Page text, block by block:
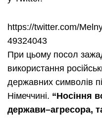
https://twitter.com/
49324043
При цьому посол
використання
державних символів
Німеччині. “Носіння
держави–агресора,